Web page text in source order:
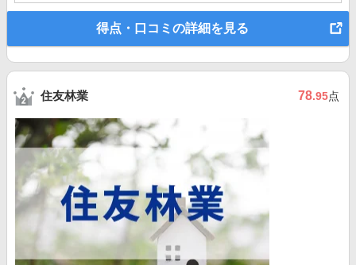
得点・口コミの詳細を見る
住友林業 78.95点